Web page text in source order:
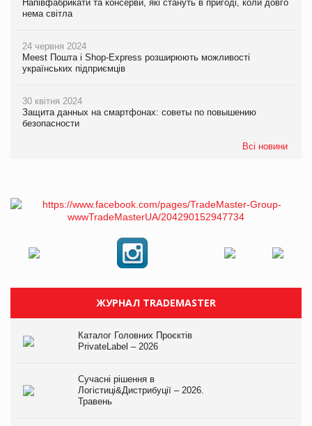
Напівфабрикати та консерви, які стануть в пригоді, коли довго
нема світла
24 червня 2024
Meest Пошта і Shop-Express розширюють можливості
українських підприємців
30 квітня 2024
Защита данных на смартфонах: советы по повышению
безопасности
Всі новини
ЖУРНАЛ TRADEMASTER
Каталог Головних Проєктів
PrivateLabel – 2026
Сучасні рішення в
Логістиці&Дистрибуції – 2026.
Травень